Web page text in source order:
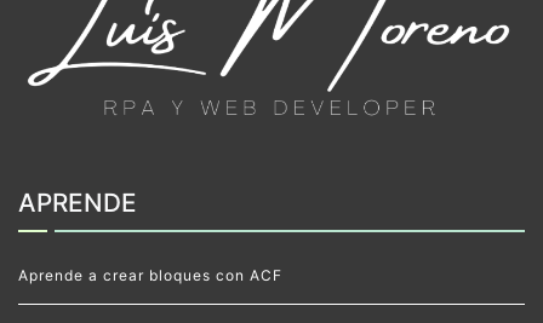
APRENDE
Aprende a crear bloques con ACF